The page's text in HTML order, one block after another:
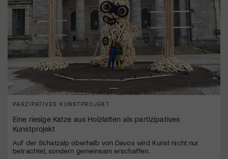
PARZIPATIVES KUNSTPROJEKT
Eine riesige Katze aus Holzlatten als partizipatives
Kunstprojekt
Auf der Schatzalp oberhalb von Davos wird Kunst nicht nur
betrachtet, sondern gemeinsam erschaffen.